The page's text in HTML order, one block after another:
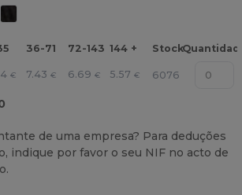
36-71 72-143 144 + StockQuantidade
€ 7.43 € 6.69 € 5.57 € 6076
de uma empresa? Para deduções
indique por favor o seu NIF no acto de